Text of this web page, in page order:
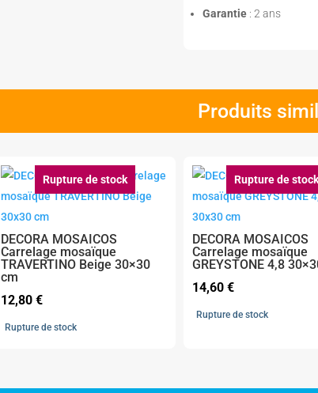
Garantie : 2 ans
Produits
Rupture de stock
DECORA MOSAICOS
Carrelage mosaïque
TRAVERTINO Beige 30×30
cm
12,80€
Rupture de stock
Rupture de stock
DECORA MOSAICOS
Carrelage mosaïque
GREYSTONE 4,8
14,60€
Rupture de stock